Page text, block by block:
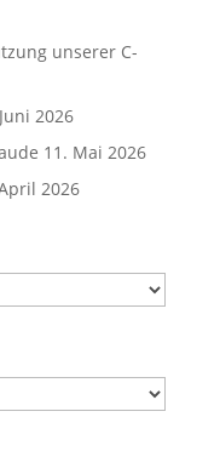
unserer C-
2026
11. Mai 2026
2026